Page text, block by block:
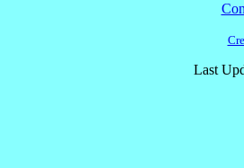
Last